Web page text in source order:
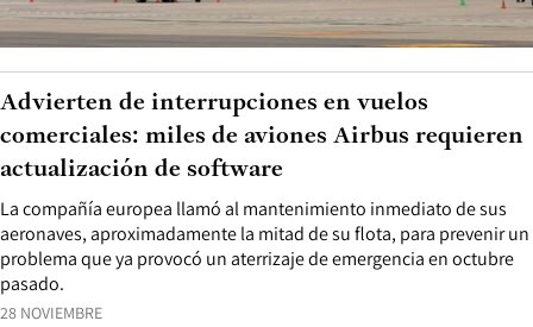
28 NOVIEMBRE
La compañía europea llamó al mantenimiento inmediato de sus
aeronaves, aproximadamente la mitad de su flota, para prevenir un
problema que ya provocó un aterrizaje de emergencia en octubre
pasado.
Advierten de interrupciones en vuelos
comerciales: miles de aviones Airbus requieren
actualización de software